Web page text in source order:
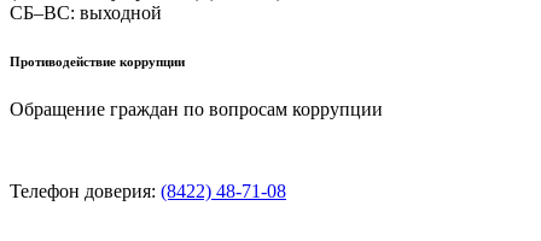
СБ–ВС: выходной
Противодействие коррупции
Обращение граждан по вопросам коррупции
Телефон доверия: (8422) 48-71-08